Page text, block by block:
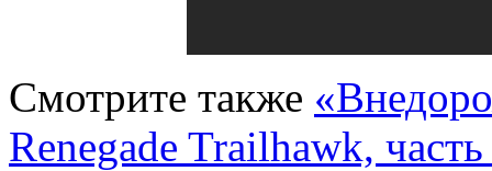
Смотрите также
Renegade Trailhawk,